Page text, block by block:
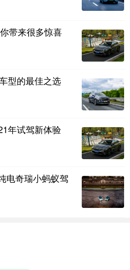
舱”,引领家庭出行更多美好
布了“凯捷大四座,全家头等舱”全
情况来看,用户人群主要集中在华
达地区,顶配旗舰车型在销量占比中
了“顾家好爸爸”的形象,这也意味
带来很多惊喜
型的最佳之选
年试驾新体验
电奇瑞小蚂蚁驾